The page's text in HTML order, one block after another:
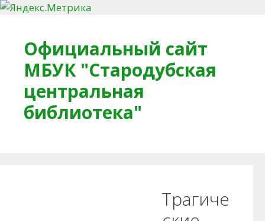
Официальный сайт
МБУК "Стародубская
центральная
библиотека"
Трагиче